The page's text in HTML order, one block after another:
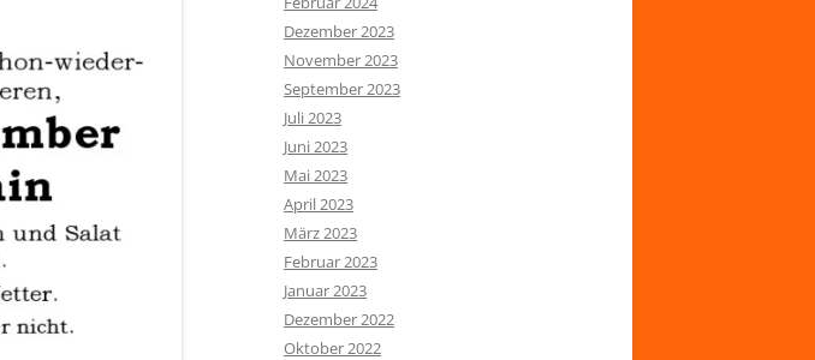
Dezember 2023
November 2023
September 2023
Juli 2023
Juni 2023
Mai 2023
April 2023
März 2023
Februar 2023
Januar 2023
Dezember 2022
Oktober 2022